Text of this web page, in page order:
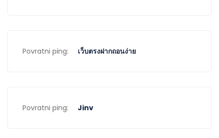
Povratni ping: เว็บตรงฝากถอนง่าย
Povratni ping: Jinv